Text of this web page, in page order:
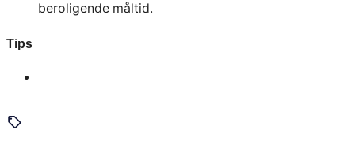
beroligende måltid.
Tips